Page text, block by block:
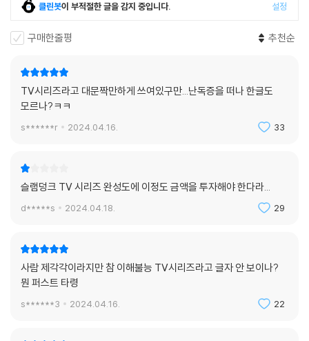
클린봇이 부적절한 글을 감지 중입니다. 설정
구매한줄평 추천순
TV시리즈라고 대문짝만하게 쓰여있구만...난독증을 떠나 한글도
모르나?ㅋㅋ
s******r 2024.04.16. 33
슬램덩크 TV 시리즈 완성도에 이정도 금액을 투자해야 한다라...
d*****s 2024.04.18. 29
사람 제각각이라지만 참 이해불능 TV시리즈라고 글자 안 보이나?
뭔 퍼스트 타령
s******3 2024.04.16. 22